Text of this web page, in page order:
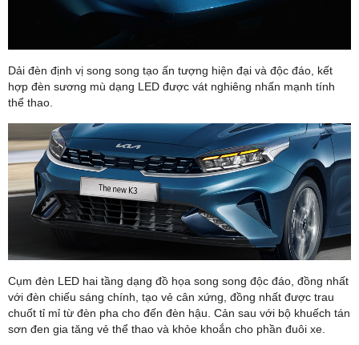
Dải đèn định vị song song tạo ấn tượng hiện đại và độc đáo, kết
hợp đèn sương mù dạng LED được vát nghiêng nhấn mạnh tính
thể thao.
Cụm đèn LED hai tầng dạng đồ họa song song độc đáo, đồng nhất
với đèn chiếu sáng chính, tạo vẻ cân xứng, đồng nhất được trau
chuốt tỉ mỉ từ đèn pha cho đến đèn hậu. Cản sau với bộ khuếch tán
sơn đen gia tăng vẻ thể thao và khỏe khoắn cho phần đuôi xe.